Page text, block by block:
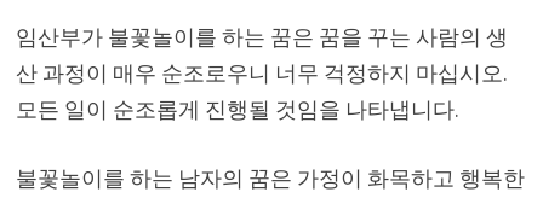
임산부가 불꽃놀이를 하는 꿈은 꿈을 꾸는 사람의 생
산 과정이 매우 순조로우니 너무 걱정하지 마십시오.
모든 일이 순조롭게 진행될 것임을 나타냅니다.
불꽃놀이를 하는 남자의 꿈은 가정이 화목하고 행복한